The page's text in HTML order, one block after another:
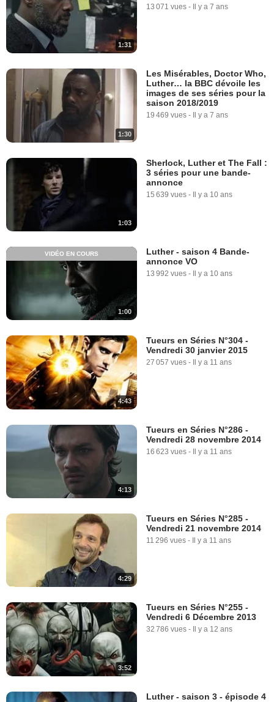
1:31
13 071 vues - Il y a 7 ans
1:30
Les Misérables, Doctor Who,
Luther… la BBC dévoile les
images de ses séries pour la
saison 2018/2019
19 469 vues - Il y a 7 ans
1:03
Sherlock, Luther et The Fall :
3 séries pour une bande-
annonce
15 639 vues - Il y a 10 ans
1:00
VIDÉO EN COURS
Luther - saison 4 Bande-
annonce VO
13 992 vues - Il y a 10 ans
4:43
Tueurs en Séries N°304 -
Vendredi 30 janvier 2015
27 057 vues - Il y a 11 ans
4:13
Tueurs en Séries N°286 -
Vendredi 28 novembre 2014
16 623 vues - Il y a 11 ans
4:29
Tueurs en Séries N°285 -
Vendredi 21 novembre 2014
11 296 vues - Il y a 11 ans
3:52
Tueurs en Séries N°255 -
Vendredi 6 Décembre 2013
32 786 vues - Il y a 12 ans
Luther - saison 3 - épisode 4